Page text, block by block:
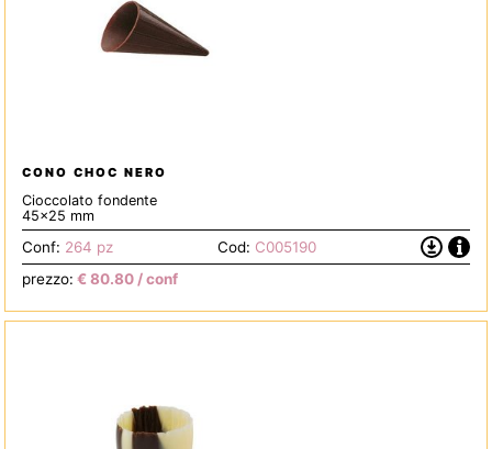
CONO CHOC NERO
Cioccolato fondente
45x25 mm
Conf: 264 pz Cod: C005190
Scarica
la
prezzo: €80.80/ conf